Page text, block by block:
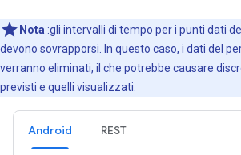
Nota :gli intervalli di tempo per i punti dati
devono sovrapporsi. In questo caso, i dati del
verranno eliminati, il che potrebbe causare
previsti e quelli visualizzati.
Android REST